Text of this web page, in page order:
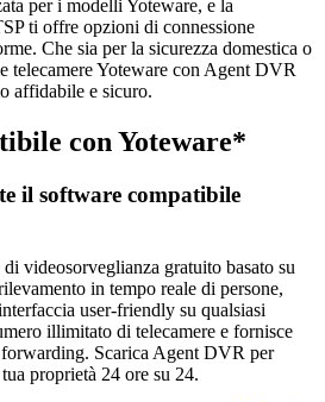
per i modelli Yoteware, e la
ti offre opzioni di connessione
Che sia per la sicurezza domestica o
telecamere Yoteware con Agent DVR
affidabile e sicuro.
con Yoteware*
il software compatibile
videosorveglianza gratuito basato su
in tempo reale di persone,
user-friendly su qualsiasi
illimitato di telecamere e fornisce
forwarding. Scarica Agent DVR per
proprietà 24 ore su 24.